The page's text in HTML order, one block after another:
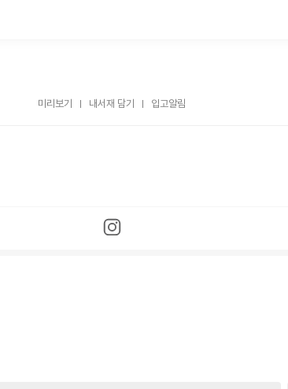
미리보기 내서재 담기 입고알림